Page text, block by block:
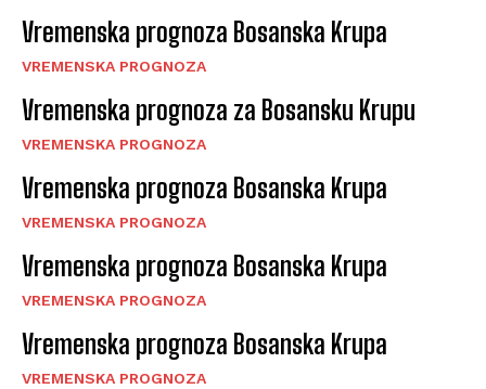
Vremenska prognoza Bosanska Krupa
VREMENSKA PROGNOZA
Vremenska prognoza za Bosansku Krupu
VREMENSKA PROGNOZA
Vremenska prognoza Bosanska Krupa
VREMENSKA PROGNOZA
Vremenska prognoza Bosanska Krupa
VREMENSKA PROGNOZA
Vremenska prognoza Bosanska Krupa
VREMENSKA PROGNOZA